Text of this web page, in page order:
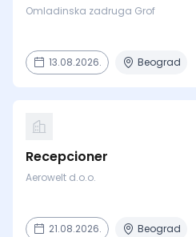
Omladinska zadruga Grof
13.08.2026. Beograd
Recepcioner
Aerowelt d.o.o.
21.08.2026. Beograd